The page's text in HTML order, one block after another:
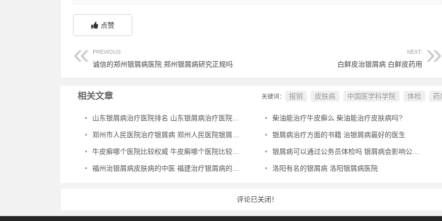
点赞
PREVIOUS:
诚信的郑州银屑病医院 郑州银屑病研究正规吗
NEXT:
白鲜皮治银屑病 白鲜皮药用
相关文章 关键词： 报销 皮肤病 中国医学科学院 体检 药
• 山东银屑病治疗医院排名 山东银屑病治疗医院排名榜 • 柴油能治疗牛皮癣么 柴油能治疗皮肤病吗?
• 郑州市人民医院治疗银屑病 郑州人民医院银屑病专家 • 银屑病治疗方面的书籍 治银屑病最好的医生
• 牛皮癣哪个医院比较权威 牛皮癣哪个医院比较权威的 • 银屑病可以通过公务员体检吗 银屑病会影响公务员体检通过吗
• 福州治银屑病皮肤病的中医 福建治疗银屑病的医院 • 洛阳有名的银屑病 洛阳银屑病医院
评论已关闭！